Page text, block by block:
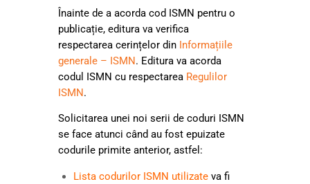
Înainte de a acorda cod ISMN pentru o
publicație, editura va verifica
respectarea cerințelor din Informațiile
generale – ISMN. Editura va acorda
codul ISMN cu respectarea Regulilor
ISMN.
Solicitarea unei noi serii de coduri ISMN
se face atunci când au fost epuizate
codurile primite anterior, astfel:
Lista codurilor ISMN utilizate va fi